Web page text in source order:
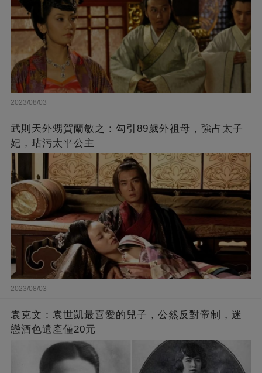
2023/08/03
武則天外甥賀蘭敏之：勾引89歲外祖母，強占太子
妃，玷污太平公主
2023/08/03
袁克文：袁世凱最喜愛的兒子，公然反對帝制，迷
戀酒色遺產僅20元